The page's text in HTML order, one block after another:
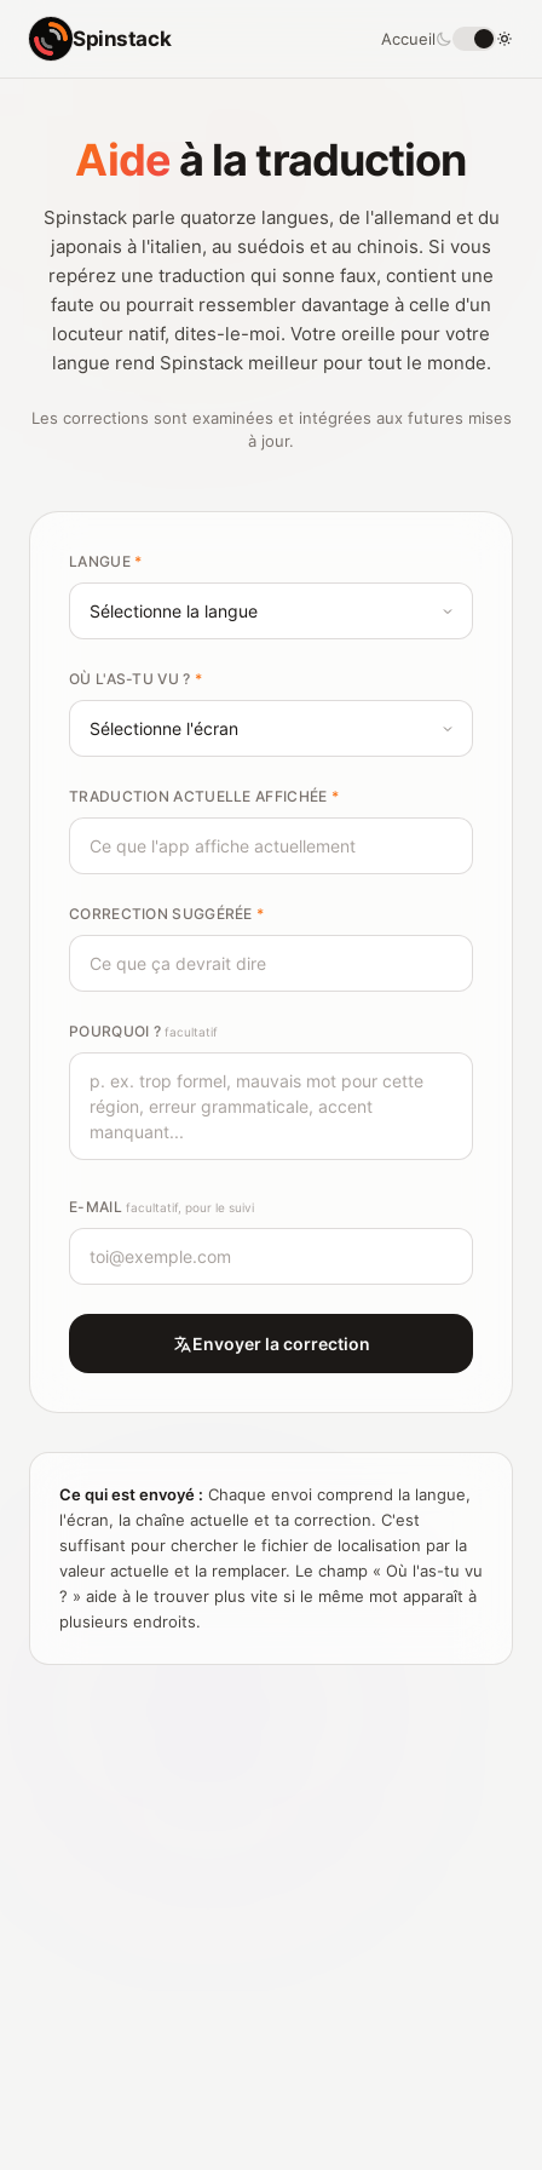
Spinstack Accueil
Aideà la traduction
Spinstack parle quatorze langues, de l'allemand et du
japonais à l'italien, au suédois et au chinois. Si vous
repérez une traduction qui sonne faux, contient une
faute ou pourrait ressembler davantage à celle d'un
locuteur natif, dites-le-moi. Votre oreille pour votre
langue rend Spinstack meilleur pour tout le monde.
Les corrections sont examinées et intégrées aux futures mises
à jour.
LANGUE *
OÙ L'AS-TU VU ? *
TRADUCTION ACTUELLE AFFICHÉE *
CORRECTION SUGGÉRÉE *
POURQUOI ?facultatif
E-MAILfacultatif, pour le suivi
Envoyer la correction
Ce qui est envoyé : Chaque envoi comprend la langue,
l'écran, la chaîne actuelle et ta correction. C'est
suffisant pour chercher le fichier de localisation par la
valeur actuelle et la remplacer. Le champ « Où l'as-tu vu
? » aide à le trouver plus vite si le même mot apparaît à
plusieurs endroits.